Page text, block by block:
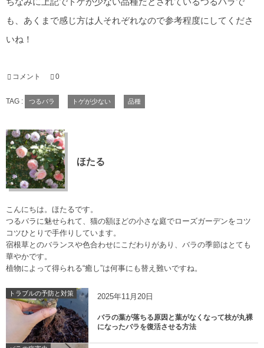
も、あくまで感じ方は人それぞれなので参考程度にしてくださ
いね！
コメント 0
TAG : つるバラ トゲが少ない 品種
ほたる
こんにちは。ほたるです。
つるバラに魅せられて、猫の額ほどの小さな庭でローズガーデンをコツ
コツひとりで手作りしています。
宿根草とのバランスや色合わせにこだわりがあり、バラの季節はとても
華やかです。
植物によって得られる“癒し”は何事にも替え難いですね。
トラブルの予防と対策 2025年11月20日
バラの葉が落ちる原因と葉がなくなって枝が丸裸
になったバラを復活させる方法